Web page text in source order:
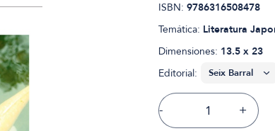
ISBN: 9786316508478
Temática: Literatura
Dimensiones: 13.5 x 23
Editorial:
- +